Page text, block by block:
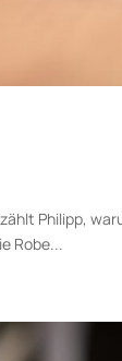
Philipp,
Robe...